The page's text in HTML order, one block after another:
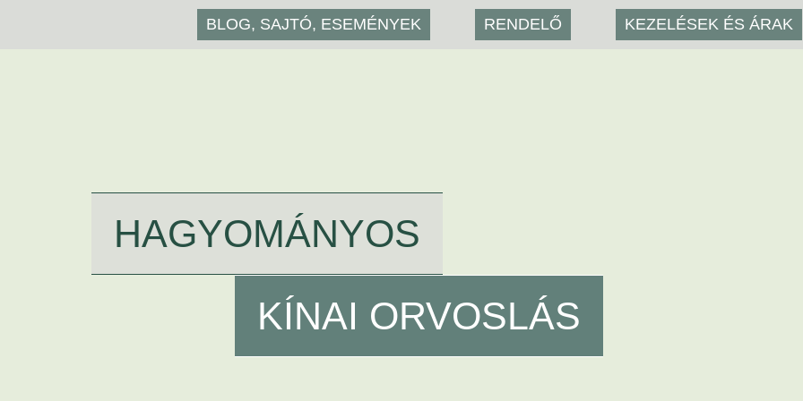
BLOG, SAJTÓ, ESEMÉNYEK RENDELŐ KEZELÉSEK ÉS ÁRAK
HAGYOMÁNYOS
KÍNAI ORVOSLÁS